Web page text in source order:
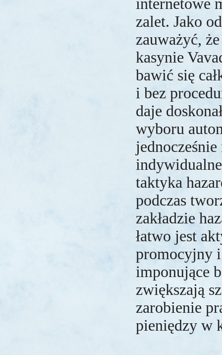
internetowe
zalet. Jako
zauważyć,
kasynie
bawić się
i bez
daje
wyboru
taktyka
podczas
zakładzie
łatwo jest
promocyjny
imponujące
zwiększają
zarobienie
pieniędzy w